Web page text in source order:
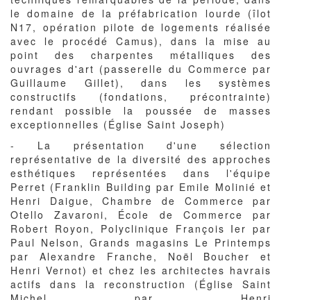
le domaine de la préfabrication lourde (îlot
N17, opération pilote de logements réalisée
avec le procédé Camus), dans la mise au
point des charpentes métalliques des
ouvrages d'art (passerelle du Commerce par
Guillaume Gillet), dans les systèmes
constructifs (fondations, précontrainte)
rendant possible la poussée de masses
exceptionnelles (Église Saint Joseph)
- La présentation d'une sélection
représentative de la diversité des approches
esthétiques représentées dans l'équipe
Perret (Franklin Building par Emile Molinié et
Henri Daigue, Chambre de Commerce par
Otello Zavaroni, École de Commerce par
Robert Royon, Polyclinique François Ier par
Paul Nelson, Grands magasins Le Printemps
par Alexandre Franche, Noël Boucher et
Henri Vernot) et chez les architectes havrais
actifs dans la reconstruction (Église Saint